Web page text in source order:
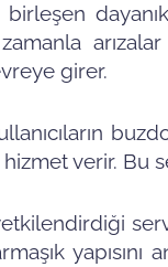
girer.
verir.